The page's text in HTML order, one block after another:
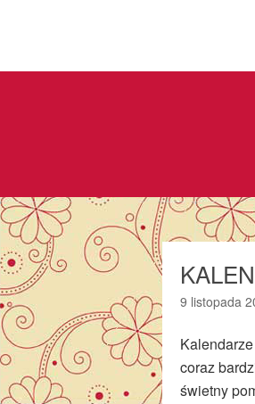
9 listopada
coraz
świetny